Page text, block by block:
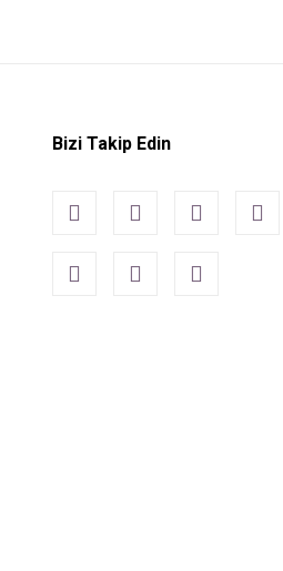
Bizi Takip Edin